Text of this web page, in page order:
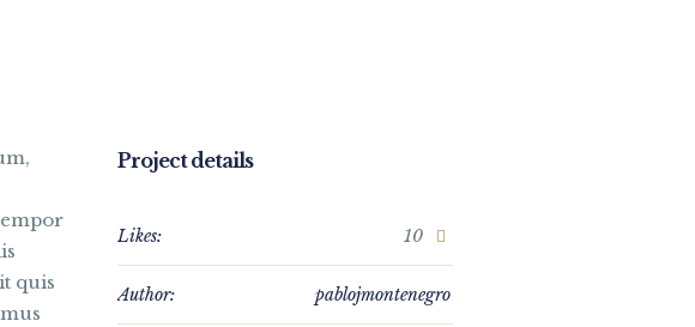
quis
Project details
Likes: 10
Author: pablojmontenegro